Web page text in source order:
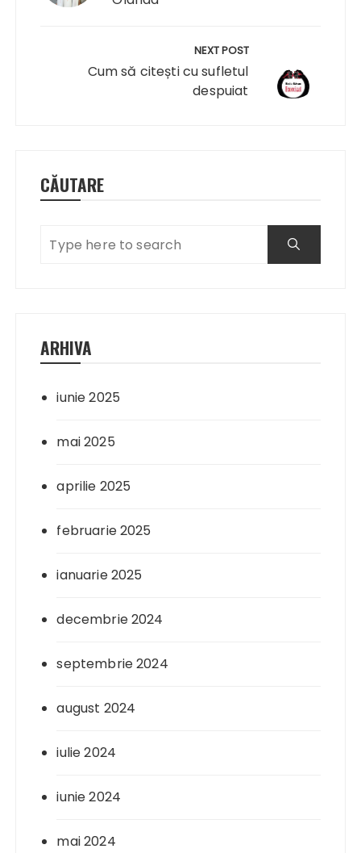
NEXT POST
Cum să citești cu sufletul
despuiat
CĂUTARE
ARHIVA
iunie 2025
mai 2025
aprilie 2025
februarie 2025
ianuarie 2025
decembrie 2024
septembrie 2024
august 2024
iulie 2024
iunie 2024
mai 2024